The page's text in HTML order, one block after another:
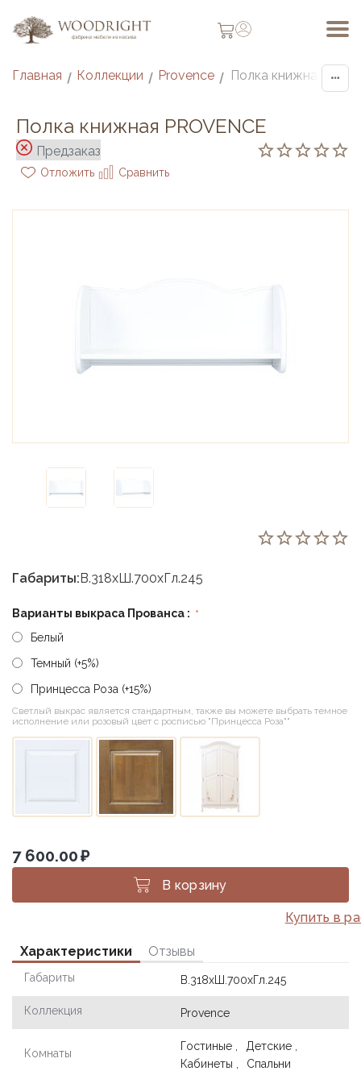
Главная / Коллекции / Provence / Полка книжная
Полка книжная PROVENCE
Предзаказ
Отложить Сравнить
Габариты:В.318хШ.700хГл.245
Варианты выкраса Прованса :
Белый
Темный (+5%)
Принцесса Роза (+15%)
Светлый выкрас является стандартным, также вы можете выбрать темное
исполнение или розовый цвет с росписью "Принцесса Роза""
7 600.00₽
В корзину
Купить в
Характеристики Отзывы
Габариты В.318хШ.700хГл.245
Коллекция Provence
Комнаты
Гостиные ,
Детские ,
Кабинеты ,
Спальни